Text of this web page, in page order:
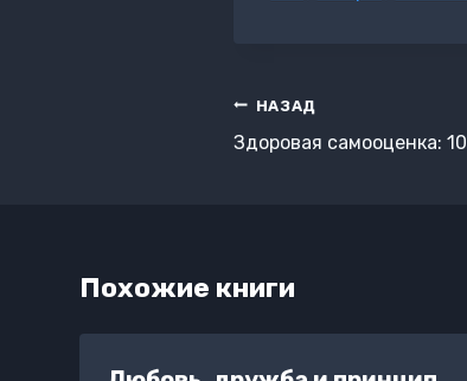
Навигация
по
НАЗАД
Здоровая самооценка:
Похожие книги